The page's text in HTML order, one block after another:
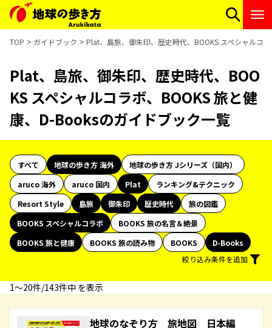
TOP ガイドブック Plat、島旅、御朱印、歴史時代、BOOKS スペシャルコ
Plat、島旅、御朱印、歴史時代、BOO
KS スペシャルコラボ、BOOKS 旅と健
康、D-Booksのガイドブック一覧
すべて 地球の歩き方 海外
地球の歩き方 Jシリーズ（国内）
aruco 海外
aruco 国内 Plat
ランキング&テクニック
Resort Style
島旅 御朱印 歴史時代
旅の図鑑
BOOKS スペシャルコラボ
BOOKS 旅の名言＆絶景
BOOKS 旅と健康
BOOKS 旅の読み物 BOOKS
D-Books
絞り込み条件を追加
1〜20件/143件中 を表示
地球のなぞり方 旅地図 日本編